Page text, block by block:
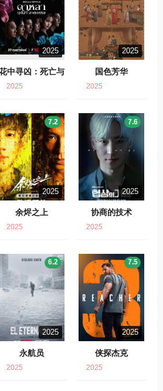
2025
中寻凶：死亡与
2025
2025
国色芳华
2025
2025
余烬之上
7.2
2025
2025
协商的技术
7.6
2025
2025
永航员
6.2
2025
2025
侠探杰克
7.5
2025